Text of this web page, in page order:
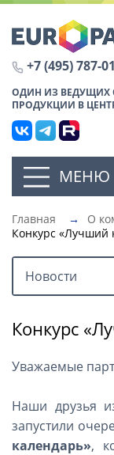
+7 (495) 787-
ОДИН ИЗ
ПРОДУКЦИИ В
МЕНЮ
Главная → О
Конкурс «Лучший
Новости
Конкурс
Уважаемые
Наши друзья
запустили
календарь»,